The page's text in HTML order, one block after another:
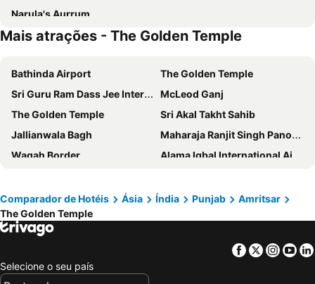
Narula's Aurrum
Mais atrações - The Golden Temple
Bathinda Airport
The Golden Temple
Sri Guru Ram Dass Jee International Airport
McLeod Ganj
The Golden Temple
Sri Akal Takht Sahib
Jallianwala Bagh
Maharaja Ranjit Singh Panorama
Wagah Border
Alama Iqbal International Airport
Jammu Airport
Bahu Fort
Indira Gandhi Tulip Garden
Sahnewal Airport
St John In the Wilderness
Comparador de Hotéis Ásia Índia Punjab
Amritsar
The Golden Temple
Facebook
Twitter
Selecione o seu país